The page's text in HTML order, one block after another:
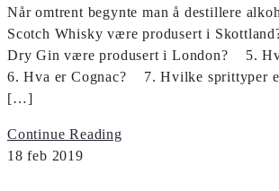
Når omtrent begynte man å destillere
Scotch Whisky være produsert i
Dry Gin være produsert i London? 5.
6. Hva er Cognac? 7. Hvilke sprittyper
[…]
Continue Reading
18 feb 2019